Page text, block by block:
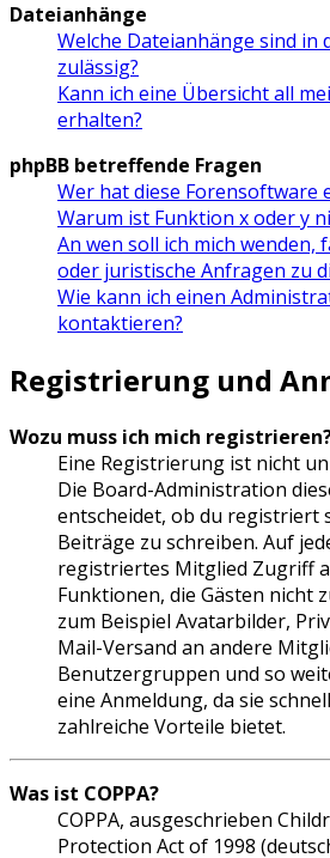
Dateianhänge
Welche Dateianhänge sind in
zulässig?
Kann ich eine Übersicht all
erhalten?
phpBB betreffende Fragen
Wer hat diese Forensoftware
Warum ist Funktion x oder y
An wen soll ich mich wenden,
oder juristische Anfragen zu
Wie kann ich einen
kontaktieren?
Registrierung und
Wozu muss ich mich
Eine Registrierung ist nicht
Die Board-Administration
entscheidet, ob du registriert
Beiträge zu schreiben. Auf
registriertes Mitglied Zugriff
Funktionen, die Gästen nicht
zum Beispiel Avatarbilder,
Mail-Versand an andere
Benutzergruppen und so
eine Anmeldung, da sie
zahlreiche Vorteile bietet.
Was ist COPPA?
COPPA, ausgeschrieben
Protection Act of 1998